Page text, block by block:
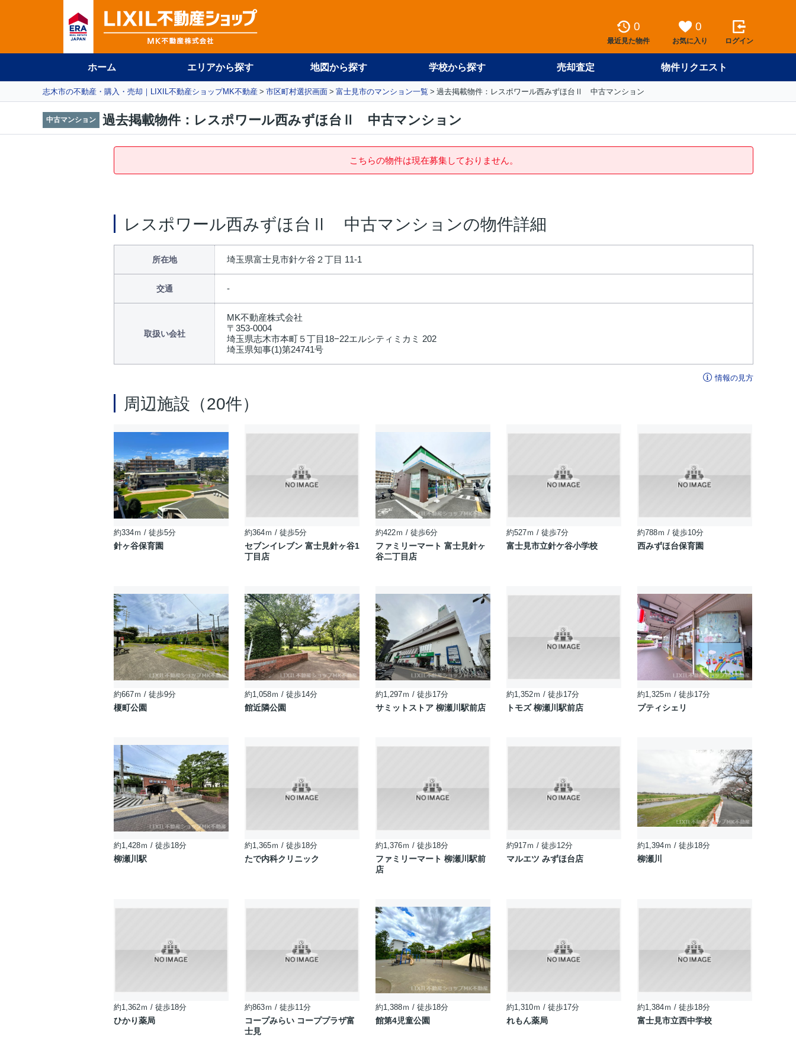
0
最近見た物件
0
お気に入り ログイン
ホーム エリアから探す 地図から探す 学校から探す 売却査定 物件リクエスト
志木市の不動産・購入・売却｜LIXIL不動産ショップMK不動産 市区町村選択画面 富士見市のマンション一覧 過去掲載物件：レスポワール西みずほ台Ⅱ 中古マンション
中古マンション 過去掲載物件：レスポワール西みずほ台Ⅱ 中古マンション
こちらの物件は現在募集しておりません。
レスポワール西みずほ台Ⅱ 中古マンションの物件詳細
所在地 埼玉県富士見市針ケ谷２丁目 11-1
交通
取扱い会社
MK不動産株式会社
〒353-0004
埼玉県志木市本町５丁目18−22エルシティミカミ 202
埼玉県知事(1)第24741号
情報の見方
周辺施設（20件）
約334ｍ / 徒歩5分
針ヶ谷保育園
約364ｍ / 徒歩5分
セブンイレブン 富士見針ヶ谷1
丁目店
約422ｍ / 徒歩6分
ファミリーマート 富士見針ヶ
谷二丁目店
約527ｍ / 徒歩7分
富士見市立針ケ谷小学校
約788ｍ / 徒歩10分
西みずほ台保育園
約667ｍ / 徒歩9分
榎町公園
約1,058ｍ / 徒歩14分
館近隣公園
約1,297ｍ / 徒歩17分
サミットストア 柳瀬川駅前店
約1,352ｍ / 徒歩17分
トモズ 柳瀬川駅前店
約1,325ｍ / 徒歩17分
プティシェリ
約1,428ｍ / 徒歩18分
柳瀬川駅
約1,365ｍ / 徒歩18分
たで内科クリニック
約1,376ｍ / 徒歩18分
ファミリーマート 柳瀬川駅前
店
約917ｍ / 徒歩12分
マルエツ みずほ台店
約1,394ｍ / 徒歩18分
柳瀬川
約1,362ｍ / 徒歩18分
ひかり薬局
約863ｍ / 徒歩11分
コープみらい コーププラザ富
士見
約1,388ｍ / 徒歩18分
館第4児童公園
約1,310ｍ / 徒歩17分
れもん薬局
約1,384ｍ / 徒歩18分
富士見市立西中学校